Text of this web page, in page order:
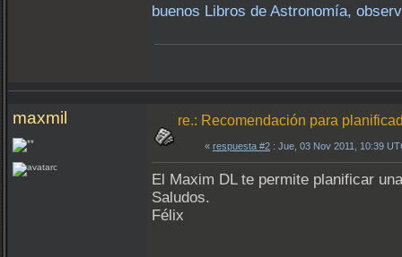
buenos Libros de Astronomía,
maxmil re.: Recomendación para
« respuesta #2 : Jue, 03 Nov 2011, 10:39
El Maxim DL te permite planificar
Saludos.
Félix